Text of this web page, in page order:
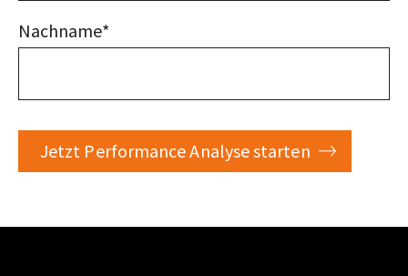
Nachname*